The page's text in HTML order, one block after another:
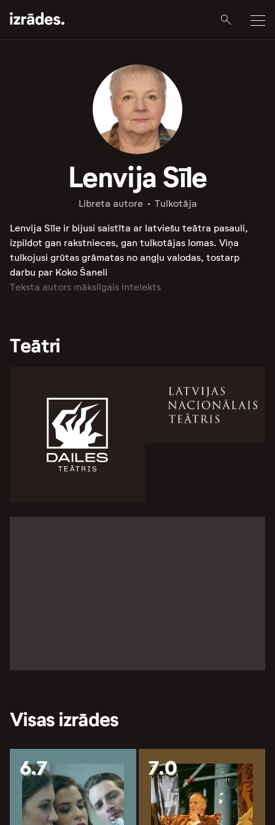
Lenvija Sīle
Libreta autore Tulkotāja
Lenvija Sīle ir bijusi saistīta ar latviešu teātra pasauli,
izpildot gan rakstnieces, gan tulkotājas lomas. Viņa
tulkojusi grūtas grāmatas no angļu valodas, tostarp
darbu par Koko Šaneli
Teksta autors mākslīgais intelekts
Teātri
Visas izrādes
6.7 7.0